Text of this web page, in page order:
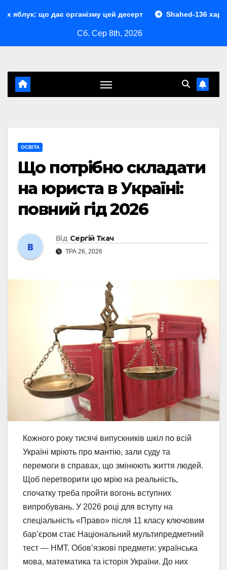
організму цей десерт Shahed-136 характеристики:
Сб. Сер 8th, 2026
ОСВІТА
Що потрібно складати
на юриста в Україні:
повний гід 2026
Від Сергій Ткач
ТРА 26, 2026
Кожного року тисячі випускників шкіл по всій
Україні мріють про мантію, зали суду та
перемоги в справах, що змінюють життя людей.
Щоб перетворити цю мрію на реальність,
спочатку треба пройти вогонь вступних
випробувань. У 2026 році для вступу на
спеціальність «Право» після 11 класу ключовим
бар’єром стає Національний мультипредметний
тест — НМТ. Обов’язкові предмети: українська
мова, математика та історія України. До них